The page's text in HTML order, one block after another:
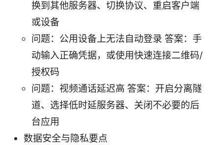
换到其他服务器、切换协议、重启客户端
或设备
问题：公用设备上无法自动登录 答案：手
动输入正确凭据，或使用快速连接二维码/
授权码
问题：视频通话延迟高 答案：开启分离隧
道、选择低时延服务器、关闭不必要的后
台应用
数据安全与隐私要点